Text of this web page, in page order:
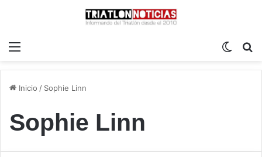
Inicio / Sophie Linn
Sophie Linn